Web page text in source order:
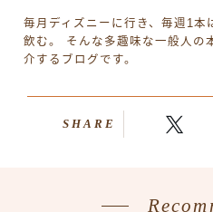
毎月ディズニーに行き、毎週1本
飲む。 そんな多趣味な一般人の
介するブログです。
SHARE